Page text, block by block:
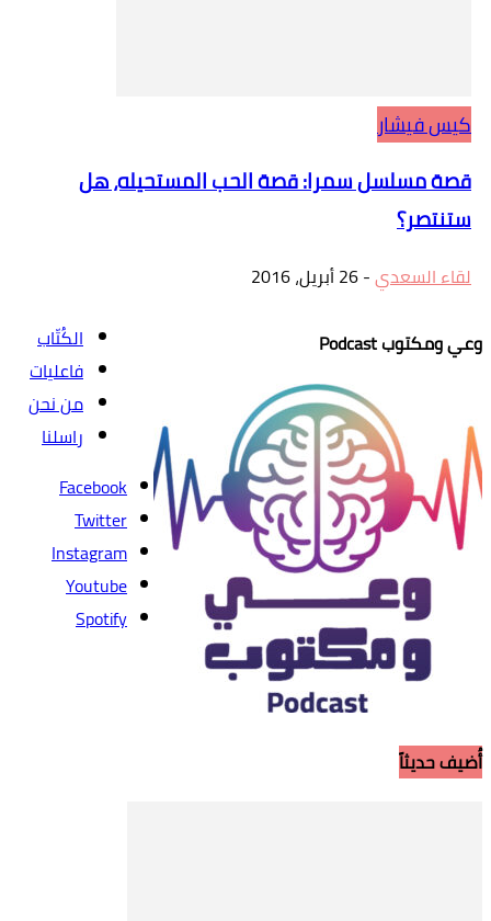
كيس فيشار
قصة مسلسل سمرا: قصة الحب المستحيله، هل
ستنتصر؟
لقاء السعدي-26 أبريل، 2016
وعي ومكتوب Podcast
أُضيف حديثاً
الكُتّاب
فاعليات
من نحن
راسلنا
Facebook
Twitter
Instagram
Youtube
Spotify